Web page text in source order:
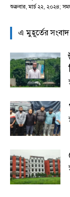
শুক্রবার, মার্চ ২২, ২০২৪;
এ মুহূর্তের সংবাদ